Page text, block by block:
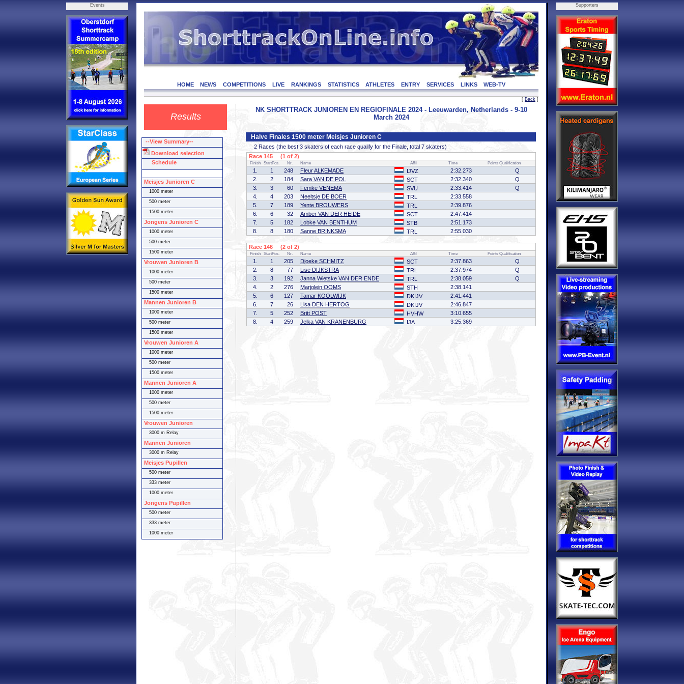
Events
HOME NEWS COMPETITIONS LIVE RANKINGS STATISTICS ATHLETES ENTRY SERVICES LINKS WEB-TV
[ Back ]
Results
NK SHORTTRACK JUNIOREN EN REGIOFINALE 2024 - Leeuwarden, Netherlands - 9-10
March 2024
Halve Finales 1500 meter Meisjes Junioren C
2 Races (the best 3 skaters of each race qualify for the Finale, total 7 skaters)
Race 145 (1 of 2)
Finish StartPos. Nr. Name Affil Time Points Qualification
1. 1 248 Fleur ALKEMADE IJVZ 2:32.273
Q
2.
2 184 Sara VAN DE POL SCT 2:32.340
Q
3.
3 60 Femke VENEMA SVU 2:33.414
Q
4.
4 203 Neeltsje DE BOER TRL
2:33.558
5.
7 189 Yente BROUWERS TRL
2:39.876
6.
6 32 Amber VAN DER HEIDE SCT
2:47.414
7.
5 182 Lobke VAN BENTHUM STB
2:51.173
8.
8 180 Sanne BRINKSMA TRL 2:55.030
Race 146 (2 of 2)
Finish StartPos. Nr. Name Affil Time Points Qualification
1. 1 205 Djoeke SCHMITZ SCT 2:37.863
Q
2.
8 77 Lise DIJKSTRA TRL 2:37.974
Q
3.
3 192 Janna Wietske VAN DER ENDE TRL 2:38.059
Q
4.
2 276 Marjolein OOMS STH
2:38.141
5.
6 127 Tamar KOOLWIJK DKIJV
2:41.441
6.
7 26 Lisa DEN HERTOG DKIJV
2:46.847
7.
5 252 Britt POST HVHW
3:10.655
8.
4 259 Jelka VAN KRANENBURG IJA 3:25.369
Supporters
--View Summary--
Download selection
Schedule
Meisjes Junioren C
1000 meter
500 meter
1500 meter
Jongens Junioren C
1000 meter
500 meter
1500 meter
Vrouwen Junioren B
1000 meter
500 meter
1500 meter
Mannen Junioren B
1000 meter
500 meter
1500 meter
Vrouwen Junioren A
1000 meter
500 meter
1500 meter
Mannen Junioren A
1000 meter
500 meter
1500 meter
Vrouwen Junioren
3000 m Relay
Mannen Junioren
3000 m Relay
Meisjes Pupillen
500 meter
333 meter
1000 meter
Jongens Pupillen
500 meter
333 meter
1000 meter